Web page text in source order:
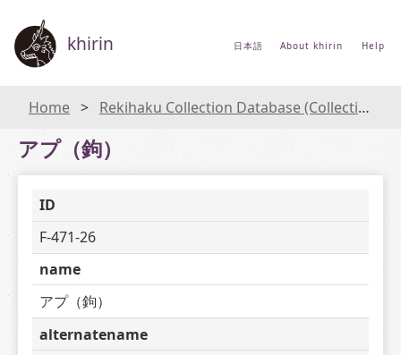
khirin 日本語 About khirin Help
Home Rekihaku Collection Database (Collections Database of the National Museum of Japanese History)
アプ（鉤）
ID
F-471-26
name
アプ（鉤）
alternatename